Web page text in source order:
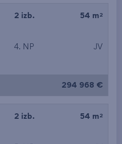
2 izb. 54 m 2
4. NP JV
294 968 €
2 izb. 54 m 2